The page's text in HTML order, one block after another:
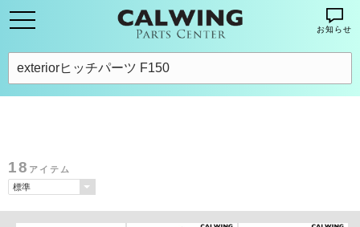
お知らせ
18 アイテム